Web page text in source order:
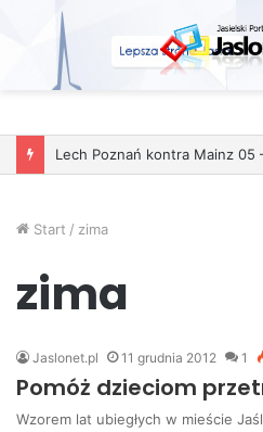
Start / zima
zima
Jaslonet.pl 11 grudnia 2012 1
Pomóż dzieciom
Wzorem lat ubiegłych w mieście